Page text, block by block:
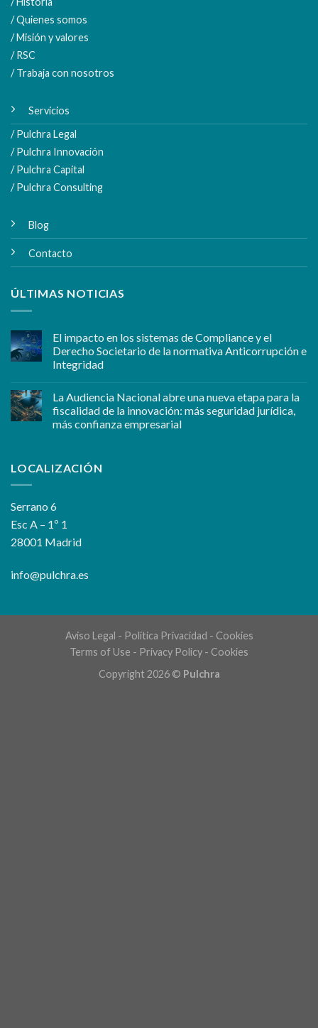
/ Quienes somos
/ Misión y valores
/ RSC
/ Trabaja con nosotros
Servicios
/ Pulchra Legal
/ Pulchra Innovación
/ Pulchra Capital
/ Pulchra Consulting
Blog
Contacto
ÚLTIMAS NOTICIAS
El impacto en los sistemas de Compliance y el
Derecho Societario de la normativa Anticorrupción e
Integridad
La Audiencia Nacional abre una nueva etapa para la
fiscalidad de la innovación: más seguridad jurídica,
más confianza empresarial
LOCALIZACIÓN
Serrano 6
Esc A – 1º 1
28001 Madrid
info@pulchra.es
Aviso Legal - Política Privacidad - Cookies
Terms of Use - Privacy Policy - Cookies
Copyright 2026 © Pulchra